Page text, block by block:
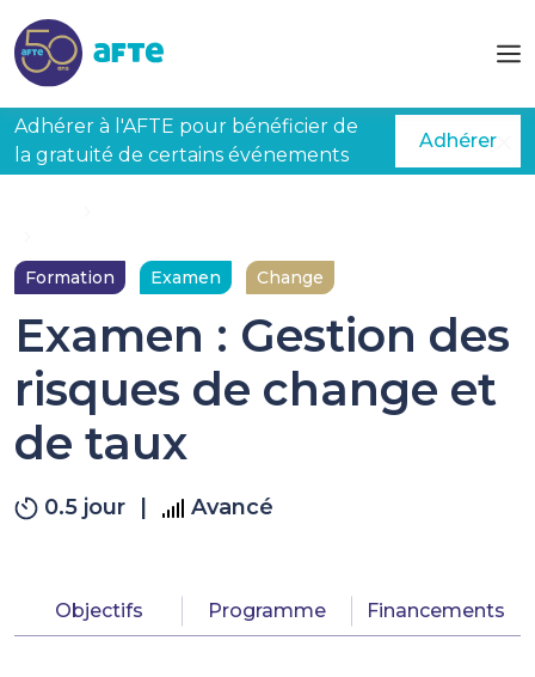
Adhérer à l'AFTE pour bénéficier de
la gratuité de certains événements
Adhérer
Formation
Examen Change
Examen : Gestion des
risques de change et
de taux
0.5 jour Avancé
Objectifs Programme Financements